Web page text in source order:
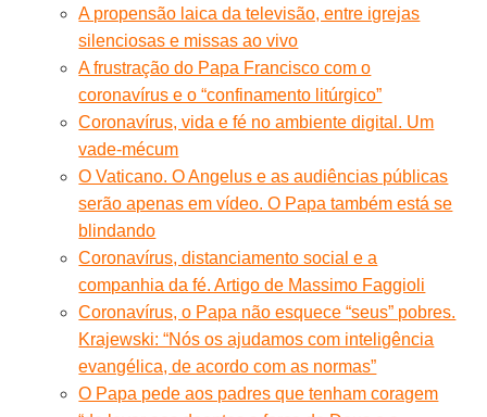
A propensão laica da televisão, entre igrejas
silenciosas e missas ao vivo
A frustração do Papa Francisco com o
coronavírus e o “confinamento litúrgico”
Coronavírus, vida e fé no ambiente digital. Um
vade-mécum
O Vaticano. O Angelus e as audiências públicas
serão apenas em vídeo. O Papa também está se
blindando
Coronavírus, distanciamento social e a
companhia da fé. Artigo de Massimo Faggioli
Coronavírus, o Papa não esquece “seus” pobres.
Krajewski: “Nós os ajudamos com inteligência
evangélica, de acordo com as normas”
O Papa pede aos padres que tenham coragem